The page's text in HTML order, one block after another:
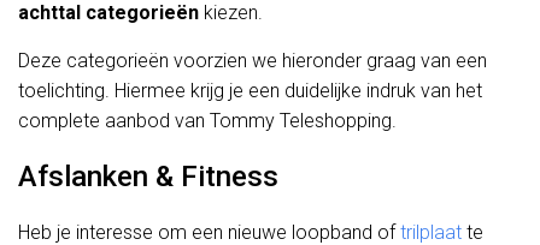
achttal categorieën kiezen.
Deze categorieën voorzien we hieronder graag van een
toelichting. Hiermee krijg je een duidelijke indruk van het
complete aanbod van Tommy Teleshopping.
Afslanken & Fitness
Heb je interesse om een nieuwe loopband oftrilplaat te